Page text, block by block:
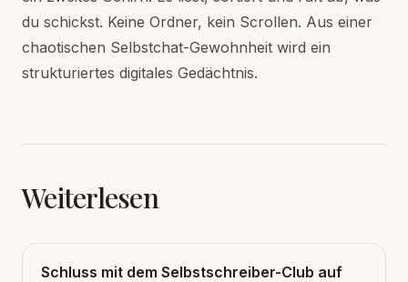
du schickst. Keine Ordner, kein Scrollen. Aus einer
chaotischen Selbstchat-Gewohnheit wird ein
strukturiertes digitales Gedächtnis.
Weiterlesen
Schluss mit dem Selbstschreiber-Club auf